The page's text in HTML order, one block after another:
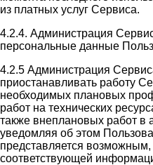
из платных услуг Сервиса.
4.2.4. Администрация
персональные данные
4.2.5 Администрация
приостанавливать работу
необходимых плановых
работ на технических
также внеплановых работ в
уведомляя об этом
представляется
соответствующей